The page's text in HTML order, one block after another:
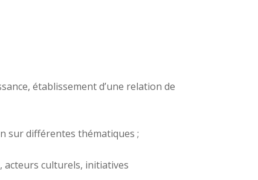
établissement d’une relation de
sur différentes thématiques ;
acteurs culturels, initiatives